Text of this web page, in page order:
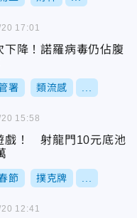
下降！諾羅病毒仍佔腹
署 類流感
17:01
戲！ 射龍門10元底池
節 撲克牌
15:58
12:41